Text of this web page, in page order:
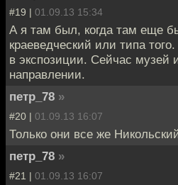
#19 | 01.09.13 15:34
А я там был, когда там еще
краеведческий или типа
в экспозиции. Сейчас музей
направлении.
петр_78 »
#20 | 01.09.13 16:07
Только они все же
петр_78 »
#21 | 01.09.13 16:07